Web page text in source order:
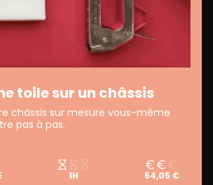
toile sur un châssis
châssis sur mesure vous-même
pas à pas.
1H 54,05 €